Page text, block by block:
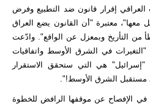
إقرار قانون ضد التطبيع وفرض
معتبرة "أن القانون يضع العراق
من التأريخ وبمعزل عن الواقع". وادّعت
"التغيرات في الشرق الأوسط واتفاقيات
"إسرائيل" هي التي ستحقق الاستقرار
مستقبل الشرق الأوسط!".
الإفصاح عن موقفها الرافض للخطوة